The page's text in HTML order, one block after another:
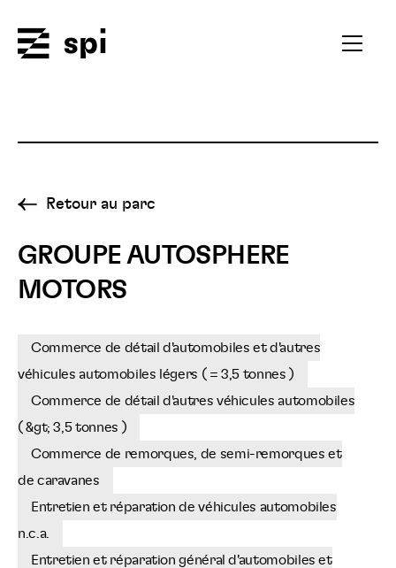
Ouvrir
Retour au parc
GROUPE AUTOSPHERE
MOTORS
Commerce de détail d'automobiles et d'autres
véhicules automobiles légers ( = 3,5 tonnes )
Commerce de détail d'autres véhicules automobiles
( &gt; 3,5 tonnes )
Commerce de remorques, de semi-remorques et
de caravanes
Entretien et réparation de véhicules automobiles
n.c.a.
Entretien et réparation général d'automobiles et